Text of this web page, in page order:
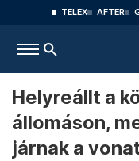
TELEX AFTER
Helyreállt a
állomáson,
járnak a